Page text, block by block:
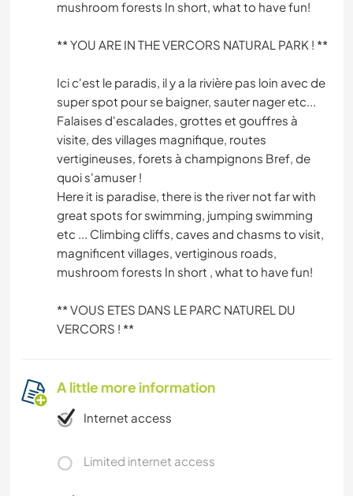
mushroom forests In short, what to have fun!
** YOU ARE IN THE VERCORS NATURAL PARK ! **
Ici c'est le paradis, il y a la rivière pas loin avec de
super spot pour se baigner, sauter nager etc...
Falaises d'escalades, grottes et gouffres à
visite, des villages magnifique, routes
vertigineuses, forets à champignons Bref, de
quoi s'amuser !
Here it is paradise, there is the river not far with
great spots for swimming, jumping swimming
etc ... Climbing cliffs, caves and chasms to visit,
magnificent villages, vertiginous roads,
mushroom forests In short , what to have fun!
** VOUS ETES DANS LE PARC NATUREL DU
VERCORS ! **
A little more information
Internet access
Limited internet access